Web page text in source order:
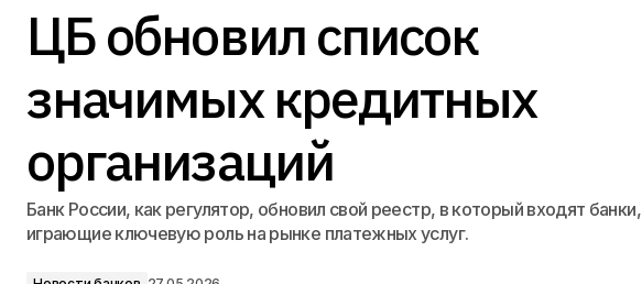
ЦБ обновил список
значимых кредитных
организаций
Банк России, как регулятор, обновил свой реестр, в который входят банки,
играющие ключевую роль на рынке платежных услуг.